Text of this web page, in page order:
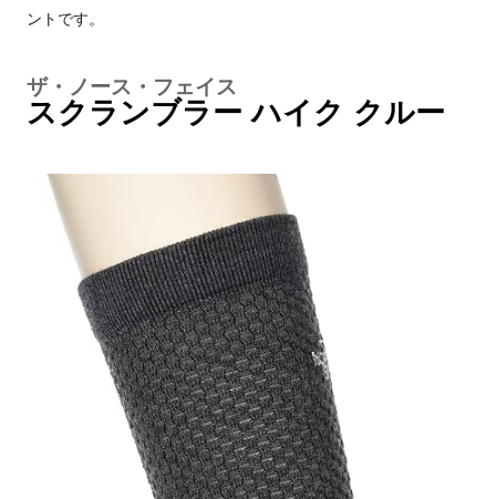
ントです。
ザ・ノース・フェイス
スクランブラー ハイク クルー